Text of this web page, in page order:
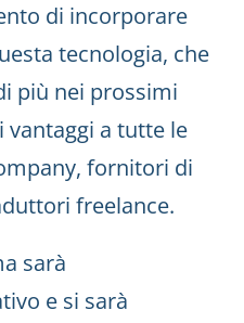
di incorporare
tecnologia, che
più nei prossimi
vantaggi a tutte le
fornitori di
freelance.
sarà
e si sarà